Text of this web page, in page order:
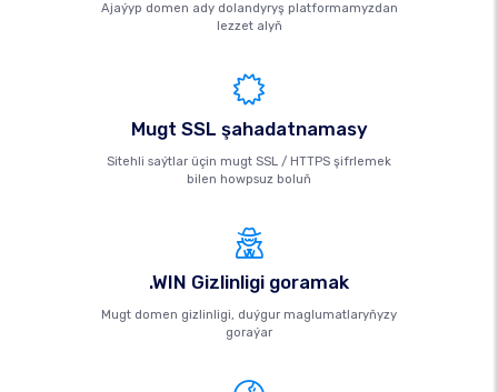
Ajaýyp domen ady dolandyryş platformamyzdan
lezzet alyň
Mugt SSL şahadatnamasy
Sitehli saýtlar üçin mugt SSL / HTTPS şifrlemek
bilen howpsuz boluň
.WIN Gizlinligi goramak
Mugt domen gizlinligi, duýgur maglumatlaryňyzy
goraýar